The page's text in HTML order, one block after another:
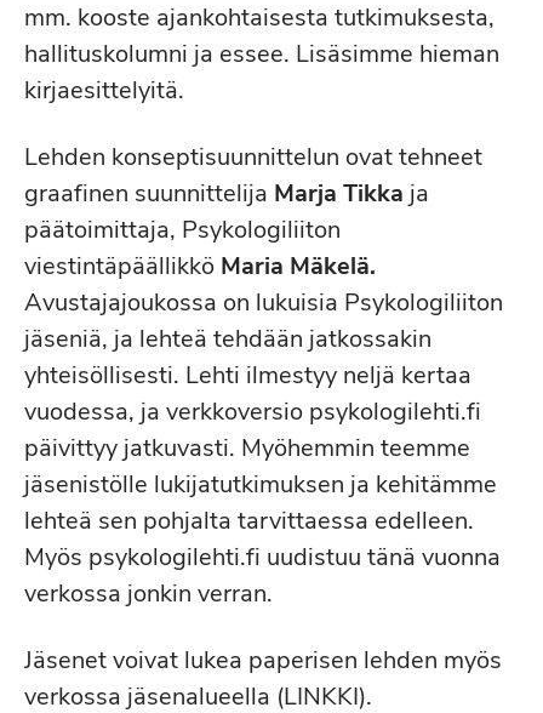
mm. kooste ajankohtaisesta tutkimuksesta,
hallituskolumni ja essee. Lisäsimme hieman
kirjaesittelyitä.
Lehden konseptisuunnittelun ovat tehneet
graafinen suunnittelija Marja Tikka ja
päätoimittaja, Psykologiliiton
viestintäpäällikkö Maria Mäkelä.
Avustajajoukossa on lukuisia Psykologiliiton
jäseniä, ja lehteä tehdään jatkossakin
yhteisöllisesti. Lehti ilmestyy neljä kertaa
vuodessa, ja verkkoversio psykologilehti.fi
päivittyy jatkuvasti. Myöhemmin teemme
jäsenistölle lukijatutkimuksen ja kehitämme
lehteä sen pohjalta tarvittaessa edelleen.
Myös psykologilehti.fi uudistuu tänä vuonna
verkossa jonkin verran.
Jäsenet voivat lukea paperisen lehden myös
verkossa jäsenalueella (LINKKI).